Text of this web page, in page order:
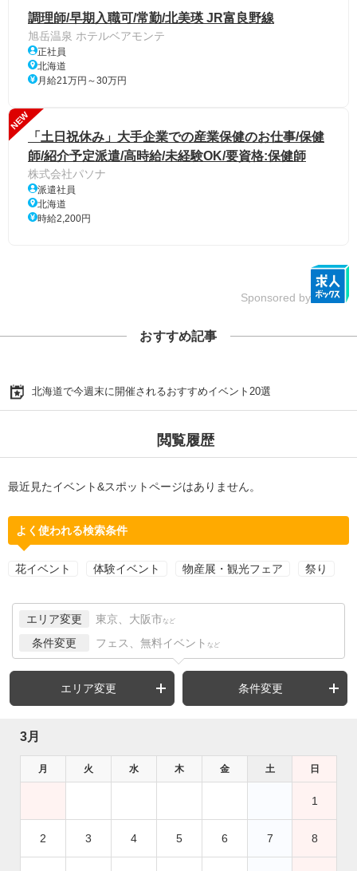
調理師/早期入職可/常勤/北美瑛 JR富良野線
旭岳温泉 ホテルベアモンテ
正社員
北海道
月給21万円～30万円
NEW
「土日祝休み」大手企業での産業保健のお仕事/保健
師/紹介予定派遣/高時給/未経験OK/要資格:保健師
株式会社パソナ
派遣社員
北海道
時給2,200円
Sponsored by
おすすめ記事
北海道で今週末に開催されるおすすめイベント20選
閲覧履歴
最近見たイベント&スポットページはありません。
よく使われる検索条件
花イベント 体験イベント 物産展・観光フェア 祭り
エリア変更 東京、大阪市 など
条件変更 フェス、無料イベント など
エリア変更 条件変更
3月
月 火 水 木 金 土 日
1
2 3 4 5 6 7 8